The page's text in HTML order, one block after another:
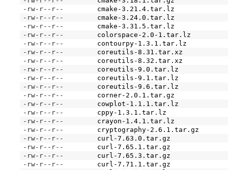
-rw-r--r--
cmake-3.21.4.tar.lz
-rw-r--r--
cmake-3.24.0.tar.lz
-rw-r--r--
cmake-3.31.5.tar.lz
-rw-r--r--
colorspace-2.0-1.tar.lz
-rw-r--r--
contourpy-1.3.1.tar.lz
-rw-r--r--
coreutils-8.31.tar.xz
-rw-r--r--
coreutils-8.32.tar.xz
-rw-r--r--
coreutils-9.0.tar.lz
-rw-r--r--
coreutils-9.1.tar.lz
-rw-r--r--
coreutils-9.6.tar.lz
-rw-r--r--
corner-2.0.1.tar.gz
-rw-r--r--
cowplot-1.1.1.tar.lz
-rw-r--r--
cppy-1.3.1.tar.lz
-rw-r--r--
crayon-1.4.1.tar.lz
-rw-r--r--
cryptography-2.6.1.tar.gz
-rw-r--r--
curl-7.63.0.tar.gz
-rw-r--r--
curl-7.65.1.tar.gz
-rw-r--r--
curl-7.65.3.tar.gz
-rw-r--r--
curl-7.71.1.tar.gz